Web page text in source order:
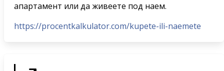
апартамент или да живеете под наем.
https://procentkalkulator.com/kupete-ili-naemete